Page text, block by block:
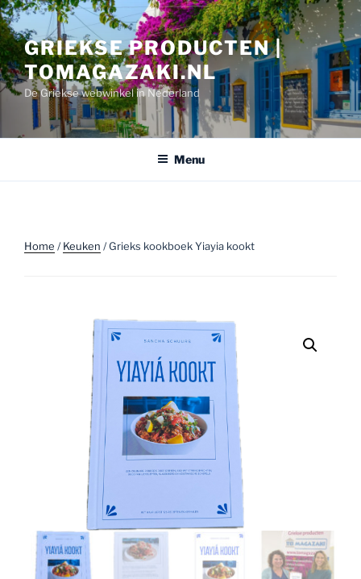
Ga
naar
de
inhoud
GRIEKSE PRODUCTEN |
TOMAGAZAKI.NL
De Griekse webwinkel in Nederland
Menu
Home /Keuken / Grieks kookboek Yiayia kookt